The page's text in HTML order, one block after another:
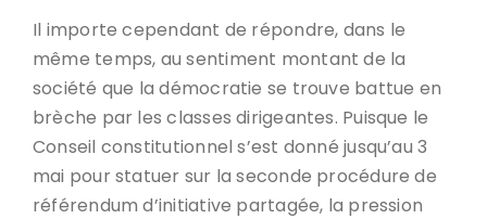
Il importe cependant de répondre, dans le
même temps, au sentiment montant de la
société que la démocratie se trouve battue en
brèche par les classes dirigeantes. Puisque le
Conseil constitutionnel s’est donné jusqu’au 3
mai pour statuer sur la seconde procédure de
référendum d’initiative partagée, la pression